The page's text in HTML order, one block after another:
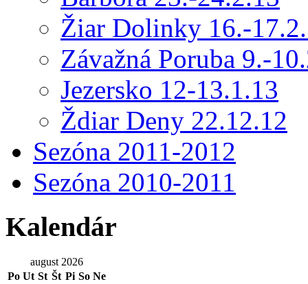
Žiar Dolinky 16.-
Závažná Poruba 9.-
Jezersko 12-13.1.13
Ždiar Deny 22.12.12
Sezóna 2011-2012
Sezóna 2010-2011
Kalendár
august 2026
Po Ut St Št Pi So Ne